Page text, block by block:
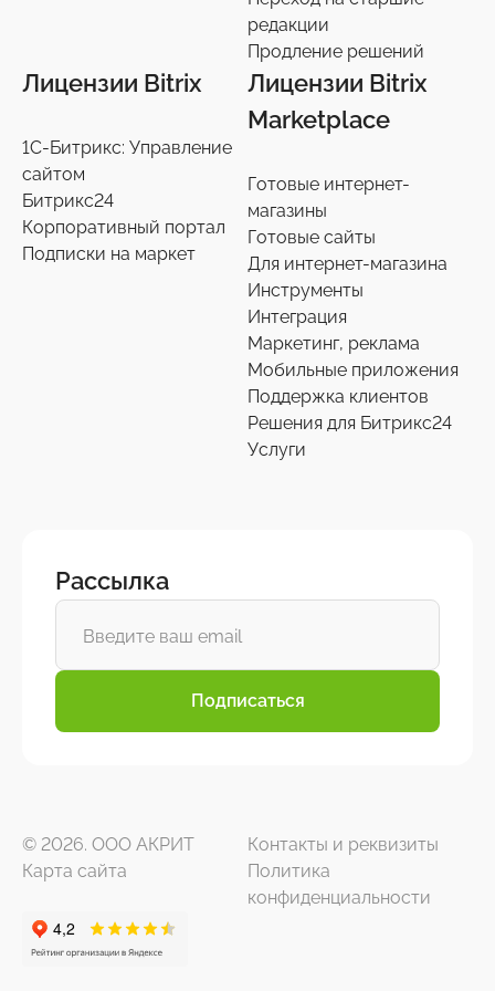
Чат-боты
Услуги разработки
Настройки интеграций с маркетплайсами
Экспертиза производительности
Переход на старшие редакции8
редакции
Продление решений
Лицензии Bitrix
1С-Битрикс: Управление
сайтом
Битрикс24
Корпоративный портал
Подписки на маркет
Лицензии Bitrix
Marketplace
Готовые интернет-
магазины
Готовые сайты
Для интернет-магазина
Инструменты
Интеграция
Маркетинг, реклама
Мобильные приложения
Поддержка клиентов
Решения для Битрикс24
Услуги
Рассылка
Подписаться
© 2026. ООО АКРИТ
Контакты и реквизиты
Карта сайта
Политика
конфиденциальности